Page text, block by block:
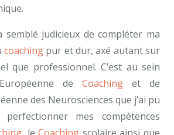
semblé judicieux de compléter ma
coaching pur et dur, axé autant sur
que professionnel. C’est au sein
de Coaching et de
des Neurosciences que j’ai pu
perfectionner mes compétences